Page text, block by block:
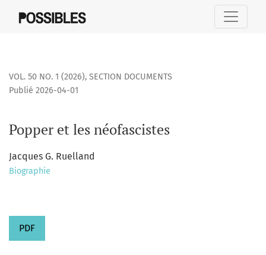
VOL. 50 NO. 1 (2026), SECTION DOCUMENTS
Popper et les néofascistes
Publié 2026-04-01
Jacques G. Ruelland
Biographie
PDF